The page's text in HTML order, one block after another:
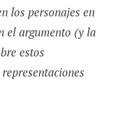
los personajes en
el argumento (y la
estos